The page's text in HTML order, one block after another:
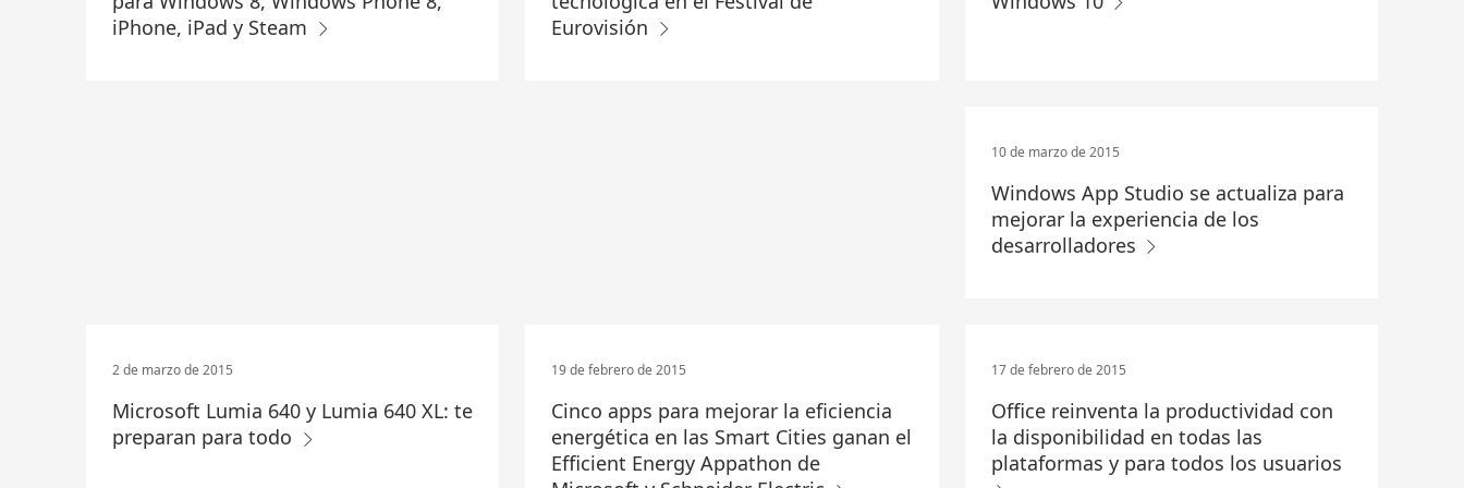
iPhone, iPad y Steam
Eurovisión
10 de marzo de 2015
Windows App Studio se actualiza para
mejorar la experiencia de los
desarrolladores
2 de marzo de 2015
Microsoft Lumia 640 y Lumia 640 XL: te
preparan para todo
19 de febrero de 2015
Cinco apps para mejorar la eficiencia
energética en las Smart Cities ganan el
Efficient Energy Appathon de
17 de febrero de 2015
Office reinventa la productividad con
la disponibilidad en todas las
plataformas y para todos los usuarios